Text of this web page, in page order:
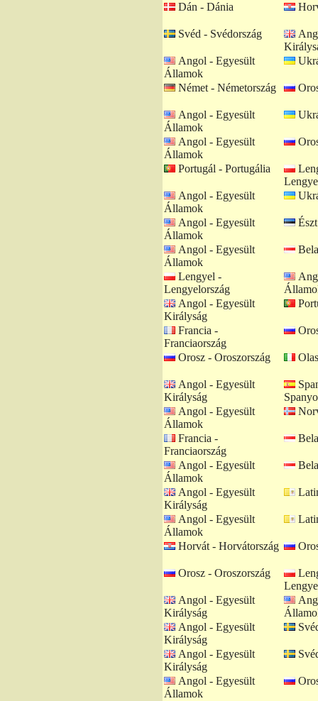
Dán - Dánia
Svéd - Svédország
Angol - Egyesült
Államok
Német - Németország
Angol - Egyesült
Államok
Angol - Egyesült
Államok
Portugál - Portugália
Angol - Egyesült
Államok
Angol - Egyesült
Államok
Angol - Egyesült
Államok
Lengyel -
Lengyelország
Angol - Egyesült
Királyság
Francia -
Franciaország
Orosz - Oroszország
Angol - Egyesült
Királyság
Angol - Egyesült
Államok
Francia -
Franciaország
Angol - Egyesült
Államok
Angol - Egyesült
Királyság
Angol - Egyesült
Államok
Horvát - Horvátország
Orosz - Oroszország
Angol - Egyesült
Királyság
Angol - Egyesült
Királyság
Angol - Egyesült
Királyság
Angol - Egyesült
Államok